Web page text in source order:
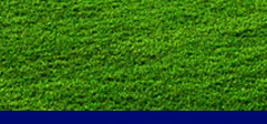
személyesen a
címen tudjátok
Kérelmeteket